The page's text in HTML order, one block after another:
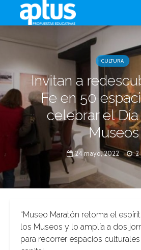
CULTURA
Invitan a
Fe en 50
celebrar el
Museos
24 mayo, 2022 2
“Museo Maratón retoma el
los Museos y lo amplía a dos
para recorrer espacios